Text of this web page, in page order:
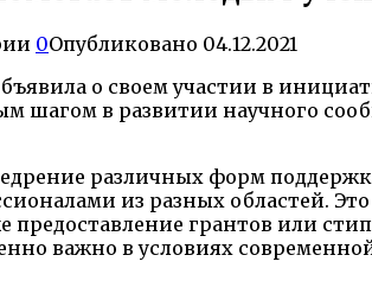
0Опубликовано 04.12.2021
о своем участии в
шагом в развитии научного
различных форм
из разных областей.
грантов или
важно в условиях